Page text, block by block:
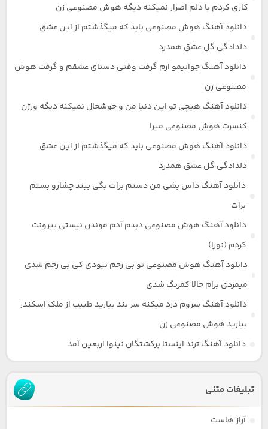
کاری کردم با دلم اصرار نمیکنه دیگه هوش مصنوعی زن
دانلود آهنگ هوش مصنوعی باید که میگذشتم از این عشق
دلدادگی گل عشق همدرد
دانلود آهنگ جوانیمو ازم گرفت وقتی دستای عشقم و گرفت هوش
مصنوعی زن
دانلود آهنگ هیچی تو این دنیا من و خوشحال نمیکنه دیگه ورژن
کنسرت هوش مصنوعی میرا
دانلود آهنگ هوش مصنوعی باید که میگذشتم از این عشق
دلدادگی گل عشق همدرد
دانلود آهنگ داس بشی من دستم برات بگی ببند چشارو بستم
برات
دانلود آهنگ هوش مصنوعی دیدم آدم موندن نیستی بیرونت
کردم (نورا)
دانلود آهنگ هوش مصنوعی تو بی رحم نبودی کی بی رحم شدی
میمردی برام حالا کمرنگ شدی
دانلود آهنگ سروم درد میکنه سر بند بیارید طبیب از ملک اسکندر
بیارید هوش مصنوعی زن
دانلود آهنگ ترند اینستا برکشتگان نینوا اربعین آمد
تبلیغات متنی
آراز هاست